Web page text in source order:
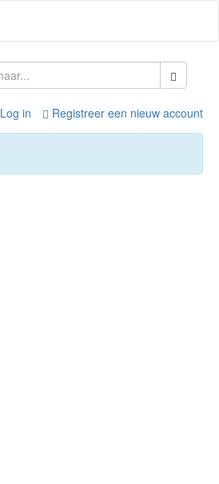
Log in Registreer een nieuw account